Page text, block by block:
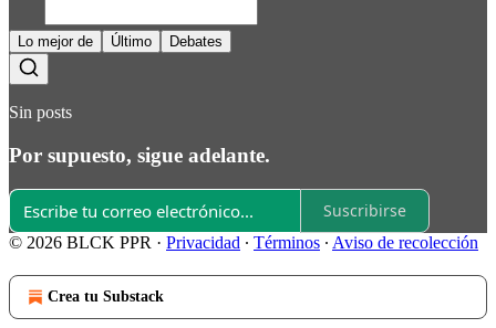
Lo mejor de Último Debates
Sin posts
Por supuesto, sigue adelante.
Suscribirse
© 2026 BLCK PPR · Privacidad ∙ Términos ∙ Aviso de recolección
Crea tu Substack